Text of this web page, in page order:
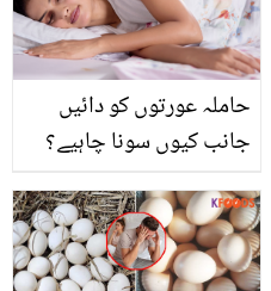
حاملہ عورتوں کو دائیں
جانب کیوں سونا چاہیے؟
فائدے جنھیں جان کر آپ
بھی سونے کا انداز بدل دیں